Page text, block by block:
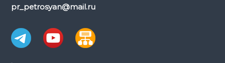
pr_petrosyan@mail.ru